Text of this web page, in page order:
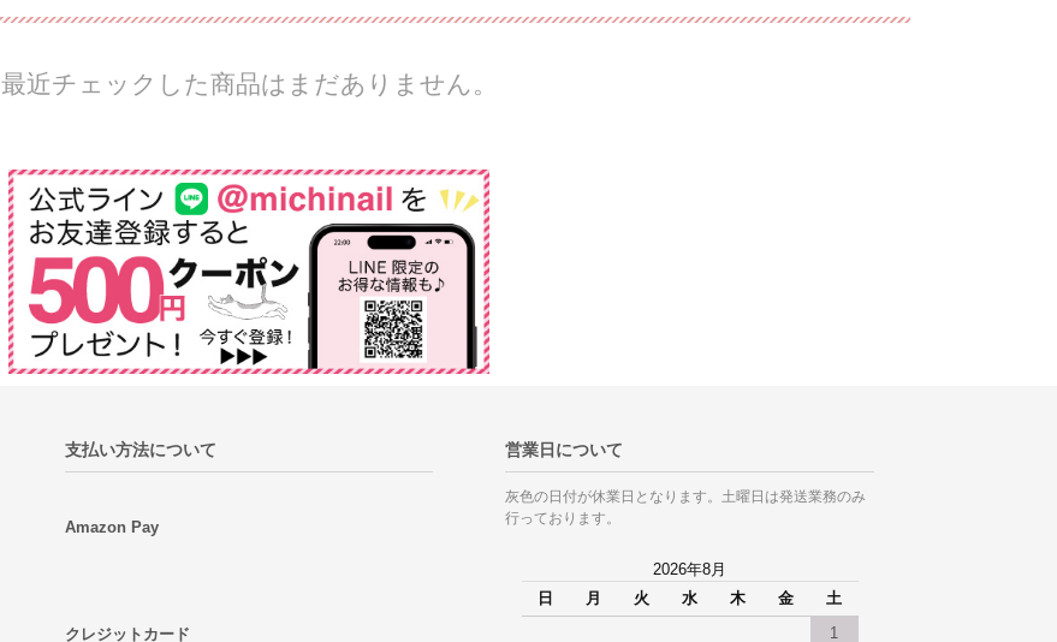
最近チェックした商品はまだありません。
支払い方法について
Amazon Pay
クレジットカード
営業日について
灰色の日付が休業日となります。土曜日は発送業務のみ
行っております。
2026年8月
日
月 火 水 木 金 土
1